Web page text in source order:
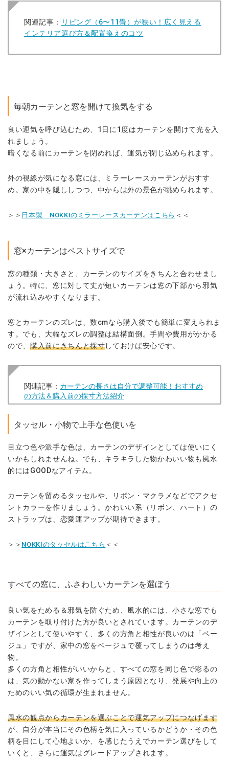
関連記事：
リビング（6〜11畳）が狭い！広く見える
インテリア選び方＆配置換えのコツ
毎朝カーテンと窓を開けて換気をする
良い運気を呼び込むため、 1 日に 1 度はカーテンを開けて光を入
れましょう。
暗くなる前にカーテンを閉めれば、運気が閉じ込められます。
外の視線が気になる窓には、ミラーレースカーテンがおすす
め。家の中を隠ししつつ、中からは外の景色が眺められます。
＞＞ 日本製 NOKKIのミラーレースカーテンはこちら ＜＜
窓×カーテンはベストサイズで
窓の種類・大きさと、カーテンのサイズをきちんと合わせまし
ょう。特に、窓に対して丈が短いカーテンは窓の下部から邪気
が流れ込みやすくなります。
窓とカーテンのズレは、数cmなら購入後でも簡単に変えられま
す。でも、大幅なズレの調整は結構面倒。手間や費用がかかる
ので、 購入前にきちんと採寸しておけば安心です。
関連記事： カーテンの長さは自分で調整可能！おすすめ
の方法＆購入前の採寸方法紹介
タッセル・小物で上手な色使いを
目立つ色や派手な色は、カーテンのデザインとしては使いにく
いかもしれませんね。でも、キラキラした物かわいい物も風水
的にはGOODなアイテム。
カーテンを留めるタッセルや、リボン・マクラメなどでアクセ
ントカラーを作りましょう。かわいい系（リボン、ハート）の
ストラップは、 恋愛運アップが期待できます。
＞＞ NOKKIのタッセルはこちら ＜＜
すべての窓に、ふさわしいカーテンを選ぼう
良い気をためる＆邪気を防ぐため、風水的には、小さな窓でも
カーテンを取り付けた方が良いとされています。カーテンのデ
ザインとして使いやすく、多くの方角と相性が良いのは「ベー
ジュ」ですが、家中の窓をベージュで覆ってしまうのは考え
物。
多くの方角と相性がいいからと、すべての窓を同じ色で彩るの
は、気の動かない家を作ってしまう原因となり、発展や向上の
ためのいい気の循環が生まれません。
風水の観点からカーテンを選ぶことで運気アップにつなげます
が、自分が本当にその色柄を気に入っているかどうか・その色
柄を目にして心地よいか、を感じたうえでカーテン選びをして
いくと、さらに運気はグレードアップされます。